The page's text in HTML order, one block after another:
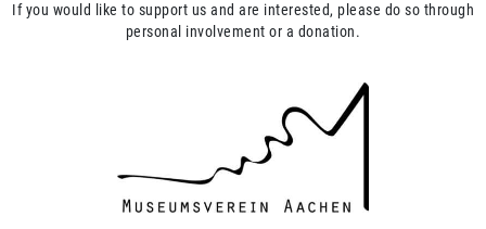
If you would like to support us and are interested, please do so through
personal involvement or a donation.